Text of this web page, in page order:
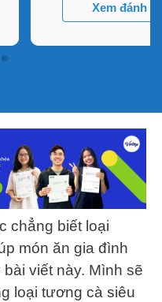
Xem đánh
chẳng biết loại
món ăn gia đình
viết này. Mình sẽ
loại tương cà siêu